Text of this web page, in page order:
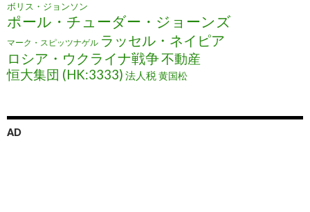
ボリス・ジョンソン
ポール・チューダー・ジョーンズ
マーク・スピッツナゲル ラッセル・ネイピア
ロシア・ウクライナ戦争不動産
恒大集団 (HK:3333) 法人税黄国松
AD